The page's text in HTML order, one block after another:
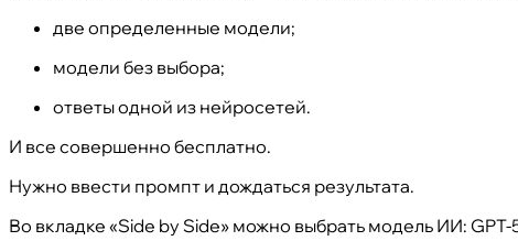
две определенные модели;
модели без выбора;
ответы одной из нейросетей.
И все совершенно бесплатно.
Нужно ввести промпт и дождаться результата.
Во вкладке «Side by Side» можно выбрать модель ИИ: GPT-